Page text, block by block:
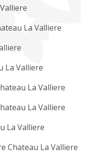
La Valliere
La Valliere
La Valliere
La Valliere
La Valliere
Chateau La Valliere